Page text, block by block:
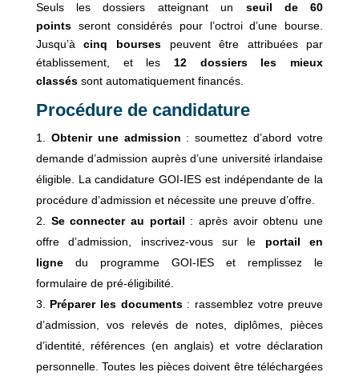
Seuls les dossiers atteignant un seuil de 60
pointsseront considérés pour l’octroi d’une bourse.
Jusqu’àcinq boursespeuvent être attribuées par
établissement, et les 12 dossiers les mieux
classéssont automatiquement financés.
Procédure de candidature
Obtenir une admission : soumettez d’abord votre
demande d’admission auprès d’une université irlandaise
éligible. La candidature GOI-IES est indépendante de la
procédure d’admission et nécessite une preuve d’offre.
Se connecter au portail : après avoir obtenu une
offre d’admission, inscrivez-vous sur le portail en
lignedu programme GOI-IES et remplissez le
formulaire de pré-éligibilité.
Préparer les documents: rassemblez votre preuve
d’admission, vos relevés de notes, diplômes, pièces
d’identité, références (en anglais) et votre déclaration
personnelle. Toutes les pièces doivent être téléchargées